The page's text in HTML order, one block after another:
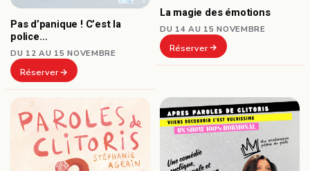
Pas d’panique ! C’est la
police…
DU 12 AU 15 NOVEMBRE
Réserver
La magie des émotions
DU 14 AU 15 NOVEMBRE
Réserver